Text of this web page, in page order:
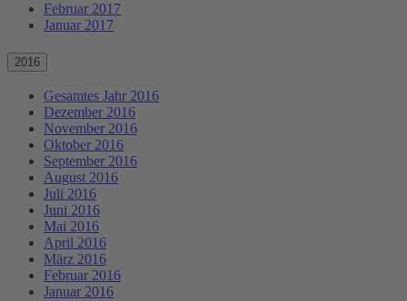
Februar 2017
Januar 2017
2016
Gesamtes Jahr 2016
Dezember 2016
November 2016
Oktober 2016
September 2016
August 2016
Juli 2016
Juni 2016
Mai 2016
April 2016
März 2016
Februar 2016
Januar 2016